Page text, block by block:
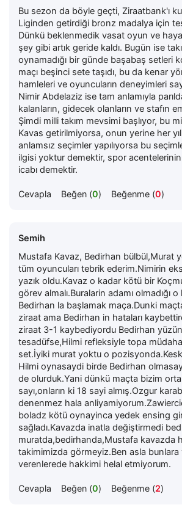
Bu sezon da böyle geçti, Ziraatbank'ı
Liginden getirdiği bronz madalya için
Dünkü beklenmedik vasat oyun ve hayal
şey gibi artık geride kaldı. Bugün ise
oynamadığı bir günde başabaş setleri
maçı beşinci sete taşıdı, bu da kenar
hamleleri ve oyuncuların deneyimleri
Nimir Abdelaziz ise tam anlamıyla
kalanların, gidecek olanların ve stafın
Şimdi milli takım mevsimi başlıyor, bu
Kavas getirilmiyorsa, onun yerine her
anlamsız seçimler yapılıyorsa bu
ilgisi yoktur demektir, spor
icabı demektir.
Cevapla Beğen (0) Beğenme (0)
Semih
Mustafa Kavaz, Bedirhan bülbül,Murat
tüm oyuncuları tebrik ederim.Nimirin
yazık oldu.Kavaz o kadar kötü bir
görev almalı.Buralarin adamı olmadığı
Bedirhan la başlamak maça.Dunki
ziraat ama Bedirhan in hataları
ziraat 3-1 kaybediyordu Bedirhan
tesadüfse,Hilmi refleksiyle topa
set.İyiki murat yoktu o
Hilmi oynasaydi birde Bedirhan
de olurduk.Yani dünkü maçta bizim
sayı,onların ki 18 sayi almış.Ozgur
denenmez hala
boladz kötü oynayinca yedek ensing
sağladı.Kavazda inatla değiştirmedi
muratda,bedirhanda,Mustafa kavazda
takimimizda görmeyiz.Ben asla
verenlerede hakkimi helal etmiyorum.
Cevapla Beğen (0) Beğenme (2)